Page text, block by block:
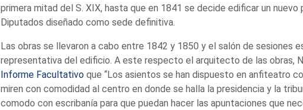
primera mitad del S. XIX, hasta que en 1841 se decide edificar un nuevo
Diputados diseñado como sede definitiva.
Las obras se llevaron a cabo entre 1842 y 1850 y el salón de sesiones
representativa del edificio. A este respecto el arquitecto de las obras,
Informe Facultativoque “Los asientos se han dispuesto en anfiteatro
miren con comodidad al centro en donde se halla la presidencia y la
comodo con escribanía para que puedan hacer las apuntaciones que